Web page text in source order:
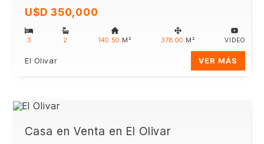
U$D 350,000
3 2 140.50 M² 378.00 M² VIDEO
El Olivar VER MÁS
Casa en Venta en El Olivar